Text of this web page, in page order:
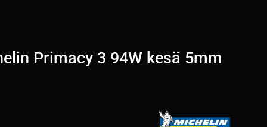
Primacy 3 94W kesä 5mm